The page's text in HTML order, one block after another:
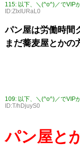
115: 以下、＼(^o^)／でVIP
ID:ZIxIURaL0
パン屋は労働時間
まだ蕎麦屋とかの
109: 以下、＼(^o^)／でVIP
ID:T/hDjuyS0
パン屋と